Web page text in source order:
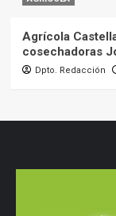
Agrícola
cosechadoras
Dpto. Redacción